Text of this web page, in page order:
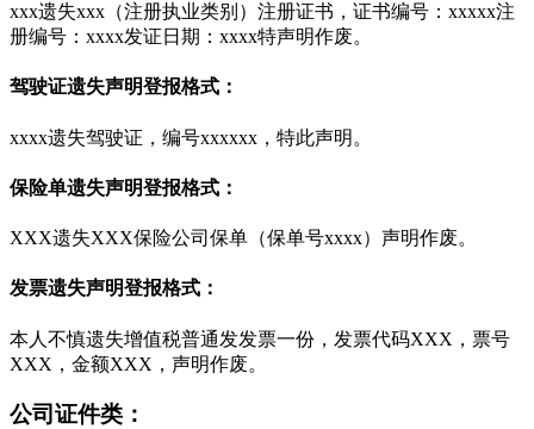
xxx遗失xxx（注册执业类别）注册证书，证书编号：xxxxx注
册编号：xxxx发证日期：xxxx特声明作废。
驾驶证遗失声明登报格式：
xxxx遗失驾驶证，编号xxxxxx，特此声明。
保险单遗失声明登报格式：
XXX遗失XXX保险公司保单（保单号xxxx）声明作废。
发票遗失声明登报格式：
本人不慎遗失增值税普通发发票一份，发票代码XXX，票号
XXX，金额XXX，声明作废。
公司证件类：